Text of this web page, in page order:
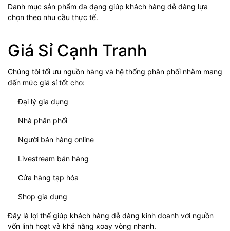
Danh mục sản phẩm đa dạng giúp khách hàng dễ dàng lựa
chọn theo nhu cầu thực tế.
Giá Sỉ Cạnh Tranh
Chúng tôi tối ưu nguồn hàng và hệ thống phân phối nhằm mang
đến mức giá sỉ tốt cho:
Đại lý gia dụng
Nhà phân phối
Người bán hàng online
Livestream bán hàng
Cửa hàng tạp hóa
Shop gia dụng
Đây là lợi thế giúp khách hàng dễ dàng kinh doanh với nguồn
vốn linh hoạt và khả năng xoay vòng nhanh.